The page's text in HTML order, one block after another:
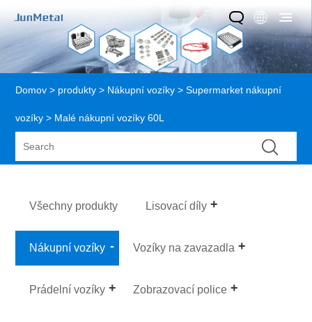
Domov > produkty > Nákupní vozíky >Supermarket nákupní
vozíky > Malé nákupní vozíky 60L
Všechny produkty Lisovací díly
Nákupní vozíky Vozíky na zavazadla
Prádelní vozíky Zobrazovací police